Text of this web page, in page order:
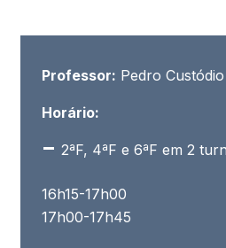
Professor: Pedro Custódio
Horário:
2ªF, 4ªF e 6ªF em 2
16h15-17h00
17h00-17h45